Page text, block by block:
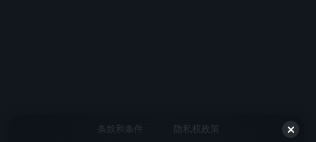
条款和条件
隐私权政策